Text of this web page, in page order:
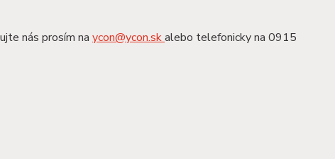
nás prosím na ycon@ycon.skalebo telefonicky na 0915